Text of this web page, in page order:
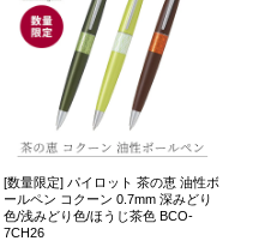
[数量限定] パイロット 茶の恵 油性ボ
ールペン コクーン 0.7mm 深みどり
色/浅みどり色/ほうじ茶色 BCO-
7CH26